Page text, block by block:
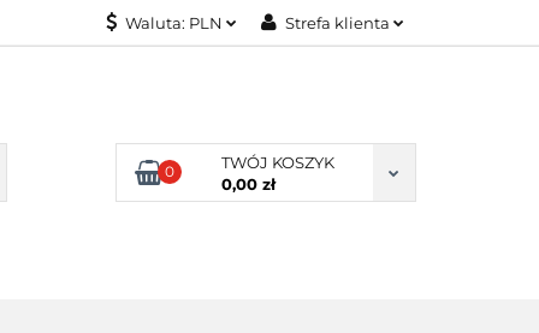
Waluta: PLN Strefa klienta
Dodaj zgłoszenie
Zgody cookies
0
TWÓJ KOSZYK
0,00 zł
KONTAKT